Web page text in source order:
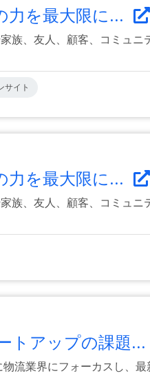
力を最大限に...
、友人、顧客、コミュニ
サイト
力を最大限に...
、友人、顧客、コミュニ
トアップの課題...
流業界にフォーカスし、